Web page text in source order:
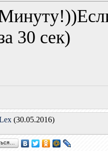
30 сек)
(30.05.2016)